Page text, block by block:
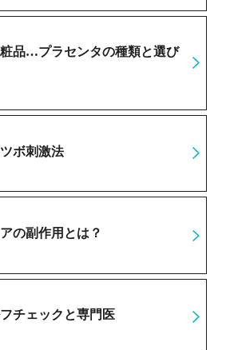
品…プラセンタの種類と選び
ボ刺激法
の副作用とは？
チェックと専門医